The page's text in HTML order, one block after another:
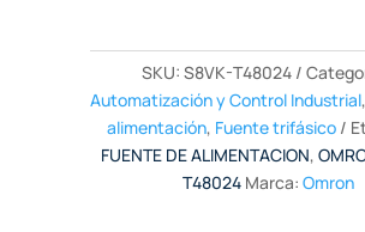
SKU: S8VK-T48024
Automatización y Control Industrial,
alimentación, Fuente trifásico
FUENTE DE ALIMENTACION,
T48024 Marca:Omron